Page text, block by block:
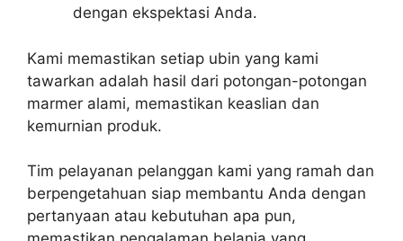
dengan ekspektasi Anda.
Kami memastikan setiap ubin yang kami
tawarkan adalah hasil dari potongan-potongan
marmer alami, memastikan keaslian dan
kemurnian produk.
Tim pelayanan pelanggan kami yang ramah dan
berpengetahuan siap membantu Anda dengan
pertanyaan atau kebutuhan apa pun,